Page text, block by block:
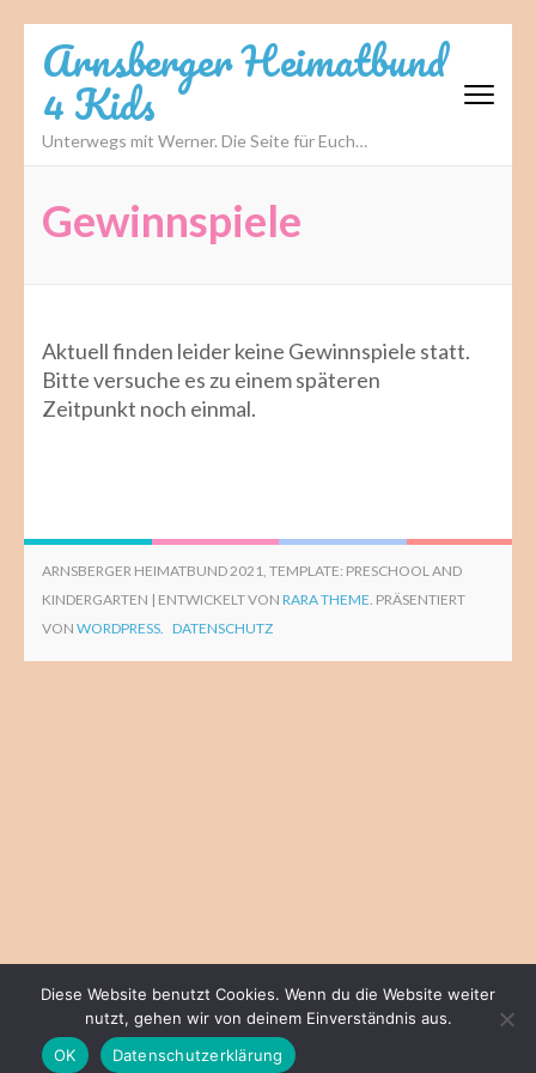
Inhalt
springen
(Eingabetaste
drücken)
Arnsberger Heimatbund
4 Kids
Unterwegs mit Werner. Die Seite für Euch…
Gewinnspiele
Aktuell finden leider keine Gewinnspiele statt.
Bitte versuche es zu einem späteren
Zeitpunkt noch einmal.
ARNSBERGER HEIMATBUND 2021, TEMPLATE: PRESCHOOL AND
KINDERGARTEN | ENTWICKELT VON RARA THEME. PRÄSENTIERT
VON WORDPRESS. DATENSCHUTZ
Diese Website benutzt Cookies. Wenn du die Website weiter
nutzt, gehen wir von deinem Einverständnis aus.
OK
Datenschutzerklärung